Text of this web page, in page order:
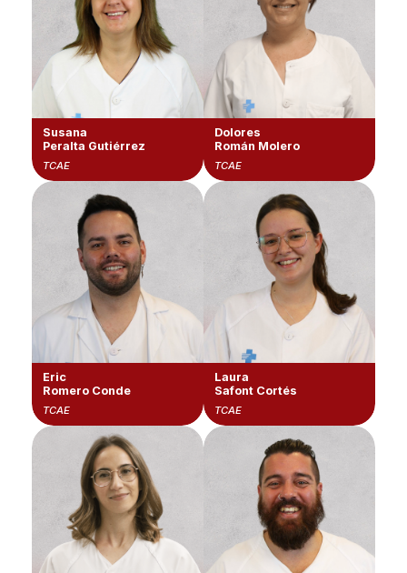
Susana
Peralta Gutiérrez
TCAE
Dolores
Román Molero
TCAE
Eric
Romero Conde
TCAE
Laura
Safont Cortés
TCAE